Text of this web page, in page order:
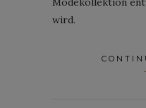
wird.